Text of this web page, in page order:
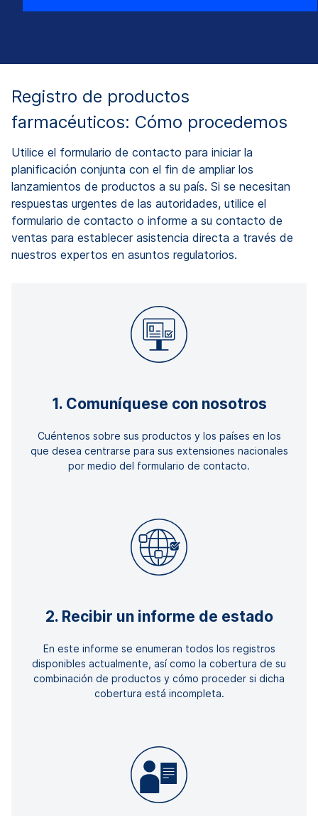
Registro de productos
farmacéuticos: Cómo procedemos
Utilice el formulario de contacto para iniciar la
planificación conjunta con el fin de ampliar los
lanzamientos de productos a su país. Si se necesitan
respuestas urgentes de las autoridades, utilice el
formulario de contacto o informe a su contacto de
ventas para establecer asistencia directa a través de
nuestros expertos en asuntos regulatorios.
1. Comuníquese con nosotros
Cuéntenos sobre sus productos y los países en los
que desea centrarse para sus extensiones nacionales
por medio del formulario de contacto.
2. Recibir un informe de estado
En este informe se enumeran todos los registros
disponibles actualmente, así como la cobertura de su
combinación de productos y cómo proceder si dicha
cobertura está incompleta.